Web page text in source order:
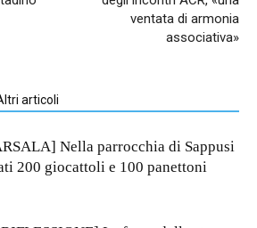
ventata di armonia
associativa»
articoli
Nella parrocchia di Sappusi
200 giocattoli e 100 panettoni